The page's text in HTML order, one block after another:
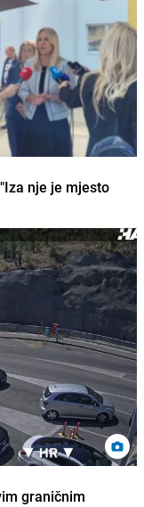
nje je mjesto
graničnim